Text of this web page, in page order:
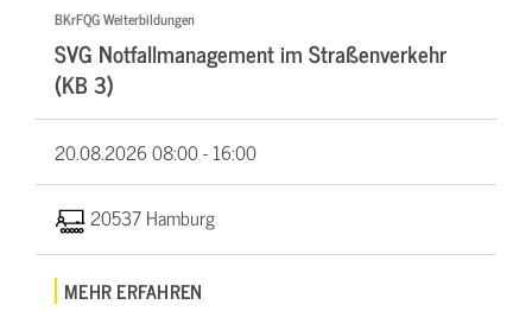
BKrFQG Weiterbildungen
SVG Notfallmanagement im Straßenverkehr
(KB 3)
20.08.202608:00 - 16:00
20537 Hamburg
MEHR ERFAHREN